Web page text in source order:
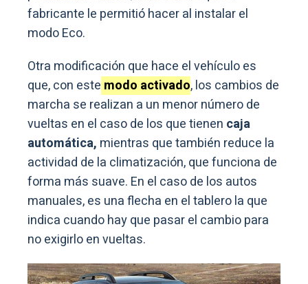
fabricante le permitió hacer al instalar el
modo Eco.
Otra modificación que hace el vehículo es
que, con este modo activado, los cambios de
marcha se realizan a un menor número de
vueltas en el caso de los que tienen caja
automática, mientras que también reduce la
actividad de la climatización, que funciona de
forma más suave. En el caso de los autos
manuales, es una flecha en el tablero la que
indica cuando hay que pasar el cambio para
no exigirlo en vueltas.